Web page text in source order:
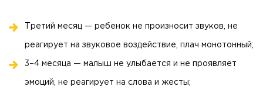
Третий месяц — ребенок не произносит звуков, не
реагирует на звуковое воздействие, плач монотонный;
3–4 месяца — малыш не улыбается и не проявляет
эмоций, не реагирует на слова и жесты;